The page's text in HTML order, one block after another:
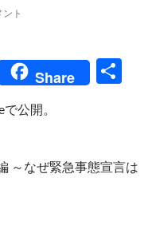
ト
Share
公開。
～なぜ緊急事態宣言は